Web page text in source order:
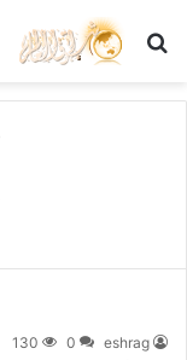
بحث عن
eshrag
0
130